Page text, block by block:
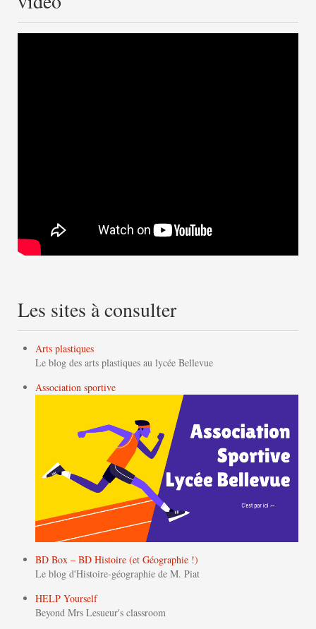
Les sites à consulter
Arts plastiques
Le blog des arts plastiques au lycée Bellevue
Association sportive
BD Box – BD Histoire (et Géographie !)
Le blog d'Histoire-géographie de M. Piat
HELP Yourself
Beyond Mrs Lesueur's classroom